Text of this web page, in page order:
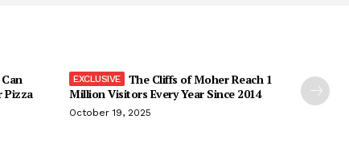
Pizza
The Cliffs of Moher Reach 1
Million Visitors Every Year Since 2014
October 19, 2025